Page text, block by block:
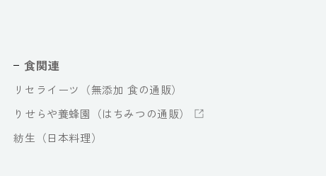
食関連
リセライーツ（無添加 食の通販）
りせらや養蜂園（はちみつの通販）
紡生（日本料理）